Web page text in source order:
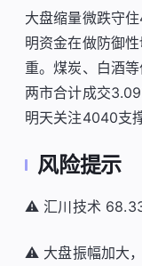
大盘缩量微跌守
明资金在做防御
重。煤炭、白酒
两市合计成交
明天关注4040支
风险提示
⚠️ 汇川技术
⚠️ 大盘振幅加大